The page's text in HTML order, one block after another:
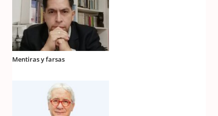
Mentiras y farsas